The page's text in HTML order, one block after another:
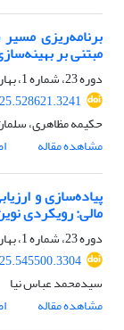
برنامه‌ریزی
مبتنی بر
دوره 23، شماره 1، بهار 1405، صفحه
حکیمه مظاهری،
مشاهده مقاله
پیاده‌سازی و
مالی: رویکردی
دوره 23، شماره 1، بهار 1405، صفحه
سیدمحمد عباس نیا
مشاهده مقاله